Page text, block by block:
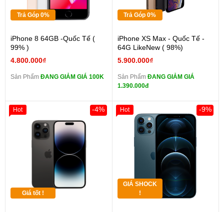
Trả Góp 0%
iPhone 8 64GB -Quốc Tế (
99% )
4.800.000₫
Sản Phẩm ĐANG GIẢM GIÁ 100K
Trả Góp 0%
iPhone XS Max - Quốc Tế -
64G LikeNew ( 98%)
5.900.000₫
Sản Phẩm ĐANG GIẢM GIÁ
1.390.000đ
Giá tốt !
-4%
Hot
GIÁ SHOCK
!
-9%
Hot